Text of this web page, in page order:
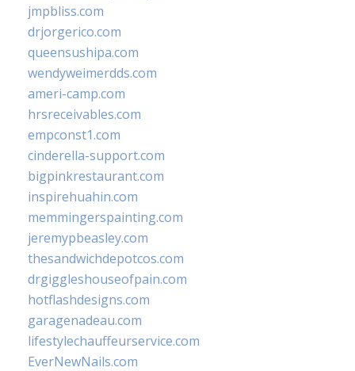
jmpbliss.com
drjorgerico.com
queensushipa.com
wendyweimerdds.com
ameri-camp.com
hrsreceivables.com
empconst1.com
cinderella-support.com
bigpinkrestaurant.com
inspirehuahin.com
memmingerspainting.com
jeremypbeasley.com
thesandwichdepotcos.com
drgiggleshouseofpain.com
hotflashdesigns.com
garagenadeau.com
lifestylechauffeurservice.com
EverNewNails.com